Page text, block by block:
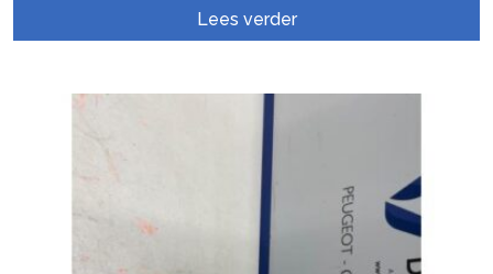
Lees verder